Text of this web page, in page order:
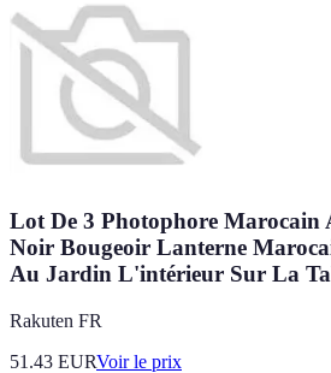
Lot De 3 Photophore Marocain
Noir Bougeoir Lanterne
Au Jardin L'intérieur Sur La
Rakuten FR
51.43 EURVoir le prix